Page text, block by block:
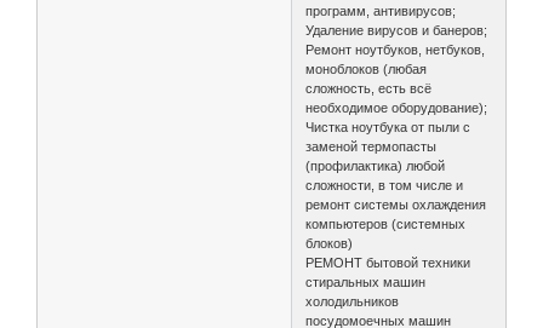
программ, антивирусов;
Удаление вирусов и банеров;
Ремонт ноутбуков, нетбуков,
моноблоков (любая
сложность, есть всё
необходимое оборудование);
Чистка ноутбука от пыли с
заменой термопасты
(профилактика) любой
сложности, в том числе и
ремонт системы охлаждения
компьютеров (системных
блоков)
РЕМОНТ бытовой техники
стиральных машин
холодильников
посудомоечных машин